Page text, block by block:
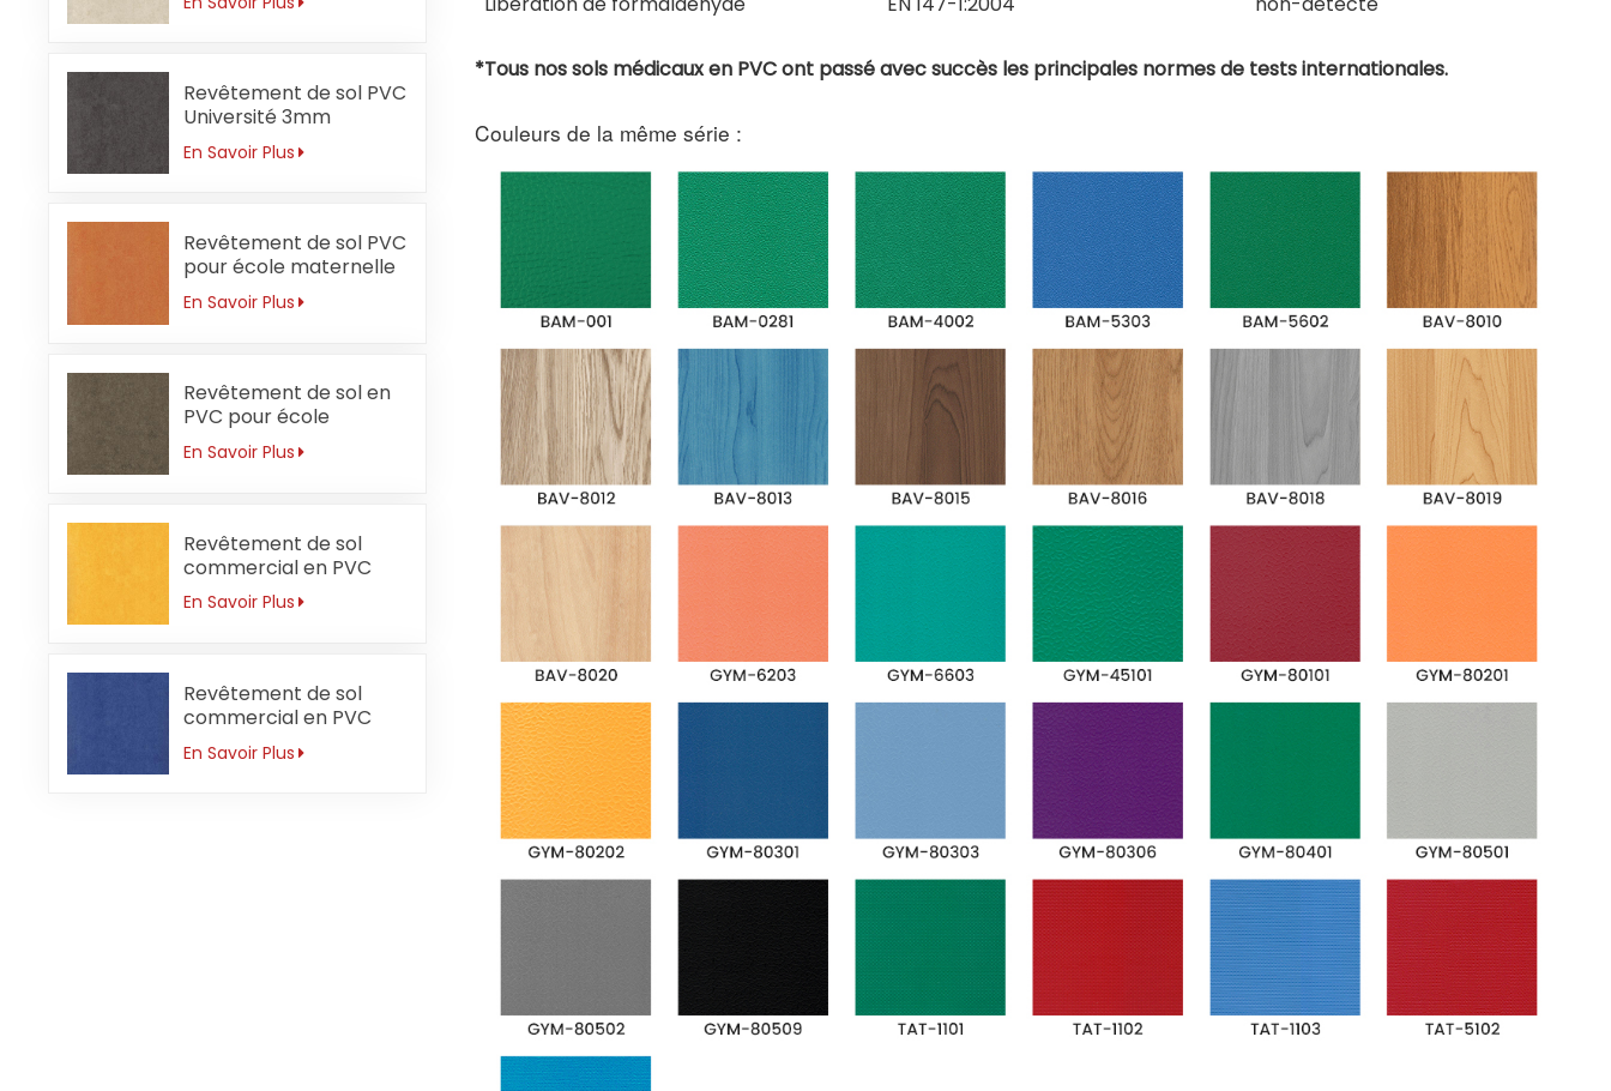
Antibactérien
Revêtement de sol PVC
Université 3mm
Sécurité
En Savoir Plus
Revêtement de sol PVC
pour école maternelle
3 mm orange ignifuge
En Savoir Plus
Revêtement de sol en
PVC pour école
secondaire 3 mm
résistant à l'usure
En Savoir Plus
Revêtement de sol
commercial en PVC
pour jardin d'enfants 3
mm imperméable
En Savoir Plus
Revêtement de sol
commercial en PVC
pour école primaire 3
mm antidérapant
En Savoir Plus
*Tous nos sols médicaux en PVC ont passé avec succès les principales normes de tests internationales.
Couleurs de la même série :